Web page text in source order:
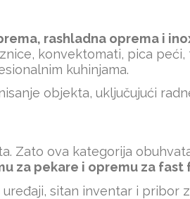
, rashladna oprema i
konvektomati, pica peći,
kuhinjama.
objekta, uključujući
Zato ova kategorija
za pekare i opremu za
sitan inventar i pribor